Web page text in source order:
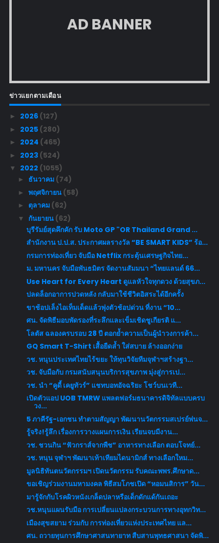
AD BANNER
ข่าวแยกตามเดือน
► 2026 (127)
► 2025 (280)
► 2024 (465)
► 2023 (524)
▼ 2022 (1055)
► ธันวาคม (74)
► พฤศจิกายน (58)
► ตุลาคม (62)
▼ กันยายน (62)
บุรีรัมย์สุดคึกคัก รับ Moto GP "OR Thailand Grand ...
สำนักงาน ป.ป.ส. ประกาศผลรางวัล “BE SMART KIDS” ร้อ...
กรมการท่องเที่ยว จับมือ Netflix กระตุ้นเศรษฐกิจไทย...
ม. มหานคร จับมือพันธมิตร จัดงานสัมมนา “ไทยแลนด์ 66...
Use Heart for Every Heart ดูแลหัวใจทุกดวง ด้วยสุขภ...
ปลดล็อกอาการปวดหลัง กลับมาใช้ชีวิตอิสระได้อีกครั้ง
ขาช้อปเล็งไอเท็มเด็ดแล้วพุ่งตัวช้อปด่วน ที่งาน “10...
ศน. จัดพิธีมอบพัดรองที่ระลึกและเข็มเชิดชูเกียรติ แ...
โลตัส ฉลองครบรอบ 28 ปี ตอกย้ำความเป็นผู้นำวงการค้า...
GQ Smart T-Shirt เสื้อยืดล้ำ ใส่สบาย ล้างออกง่าย
วช. หนุนประเทศไทยไร้ขยะ ให้ทุนวิจัยทีมจุฬาฯสร้างฐา...
วช. จับมือกับ กรมสนับสนุนบริการสุขภาพ มุ่งสู่การเป...
วช. นำ “คูดี้ เคยูทัวร์” แชทบอทอัจฉริยะ โชว์บนเวที...
เปิดตัวแอป UOB TMRW แพลตฟอร์มธนาคารดิจิทัลแบบครบ
วง...
5 ภาคีรัฐ-เอกชน ทำตามสัญญา พัฒนานวัตกรรมสเปรย์พ่นจ...
รู้จริง!รู้ลึก เรื่องการวางแผนการเงิน เรียนจบมีงาน...
วช. ชวนกิน “ฟัวกราส์จากพืช” อาหารทางเลือก ตอบโจทย์...
วช. หนุน จุฬาฯ พัฒนาเท้าเทียมไดนามิกส์ ทางเลือกใหม...
มูลนิธิทันตนวัตกรรมฯ เปิดนวัตกรรม รับคณะพพร.ศึกษาด...
ขอเชิญร่วมงานมหามงคล พิธีสมโภชเปิด “หอมนสิการ” วัน...
มารู้จักกับโรคผิวหนังเกล็ดปลาหรือเด็กดักแด้กันเถอะ
วช.หนุนแผนรับมือ การเปลี่ยนแปลงกระบวนการทางอุทกวิท...
เมืองสุขสยาม ร่วมกับ การท่องเที่ยวแห่งประเทศไทย แล...
ศน. ถวายทุนการศึกษาศาสนทายาท สืบสานพุทธศาสนา จัดพิ...